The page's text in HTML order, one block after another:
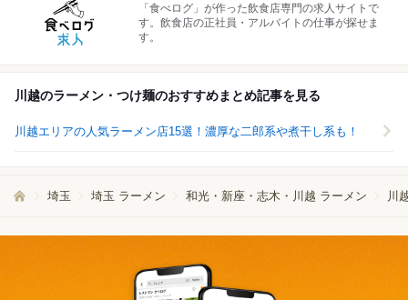
「食べログ」が作った飲食店専門の求人サイトで
す。飲食店の正社員・アルバイトの仕事が探せま
す。
川越のラーメン・つけ麺のおすすめまとめ記事を見る
川越エリアの人気ラーメン店15選！濃厚な二郎系や煮干し系も！
埼玉 埼玉 ラーメン 和光・新座・志木・川越 ラーメン 川